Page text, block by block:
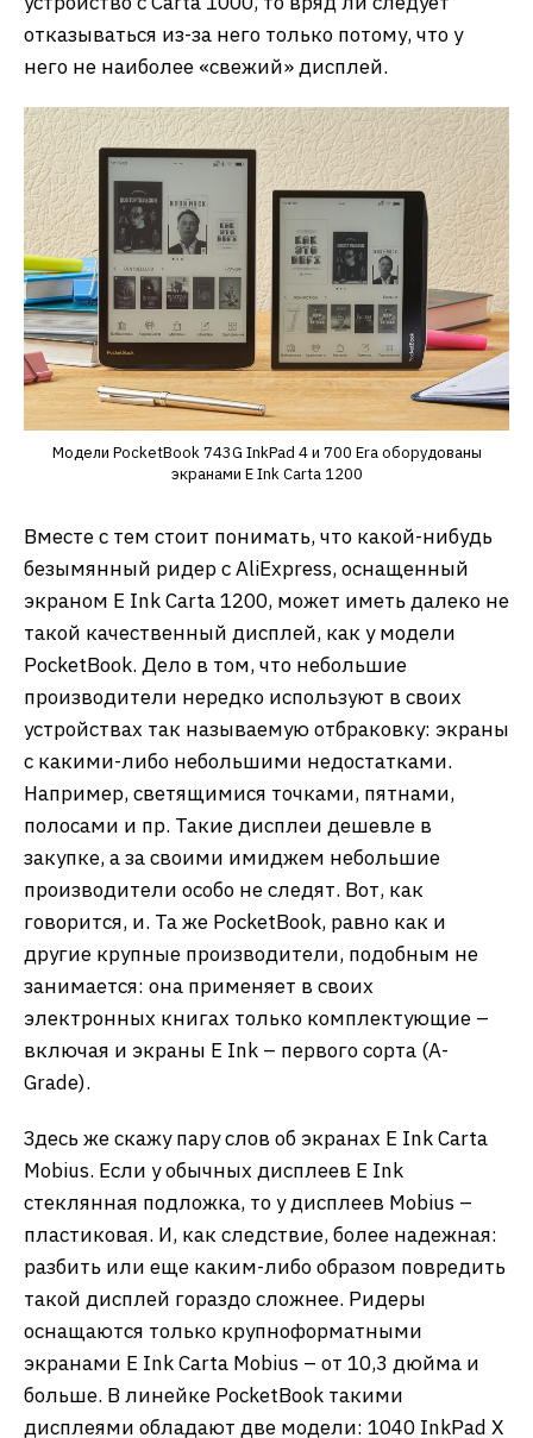
отказываться из-за него только потому, что у
него не наиболее «свежий» дисплей.
Модели PocketBook 743G InkPad 4 и 700 Era оборудованы
экранами E Ink Carta 1200
Вместе с тем стоит понимать, что какой-нибудь
безымянный ридер с AliExpress, оснащенный
экраном E Ink Carta 1200, может иметь далеко не
такой качественный дисплей, как у модели
PocketBook. Дело в том, что небольшие
производители нередко используют в своих
устройствах так называемую отбраковку: экраны
с какими-либо небольшими недостатками.
Например, светящимися точками, пятнами,
полосами и пр. Такие дисплеи дешевле в
закупке, а за своими имиджем небольшие
производители особо не следят. Вот, как
говорится, и. Та же PocketBook, равно как и
другие крупные производители, подобным не
занимается: она применяет в своих
электронных книгах только комплектующие –
включая и экраны E Ink – первого сорта (A-
Grade).
Здесь же скажу пару слов об экранах E Ink Carta
Mobius. Если у обычных дисплеев E Ink
стеклянная подложка, то у дисплеев Mobius –
пластиковая. И, как следствие, более надежная:
разбить или еще каким-либо образом повредить
такой дисплей гораздо сложнее. Ридеры
оснащаются только крупноформатными
экранами E Ink Carta Mobius – от 10,3 дюйма и
больше. В линейке PocketBook такими
дисплеями обладают две модели: 1040 InkPad X